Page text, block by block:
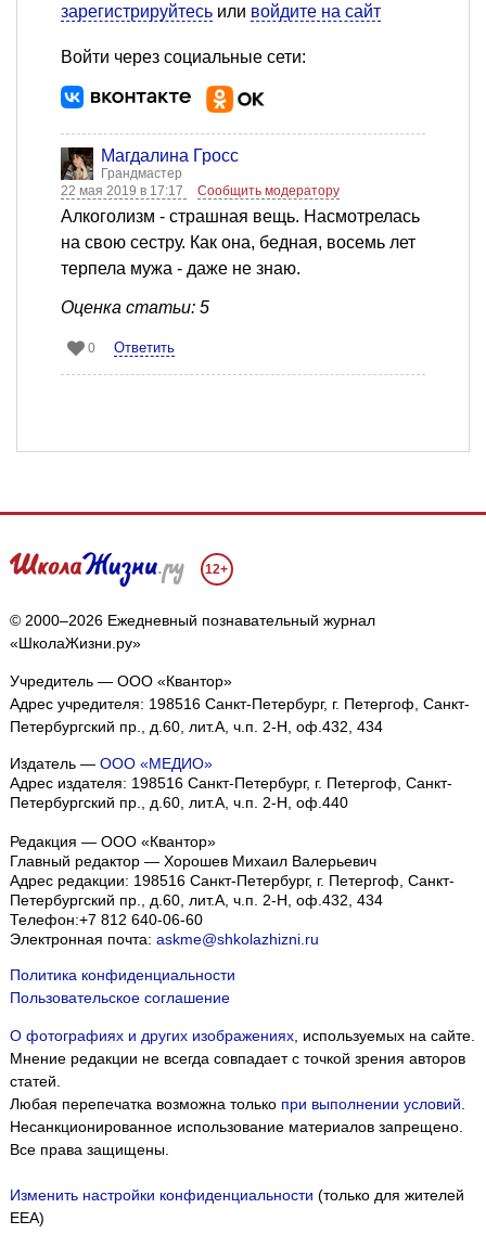
зарегистрируйтесь или войдите на сайт
Войти через социальные сети:
Магдалина Гросс
Грандмастер
22 мая 2019 в 17:17
Сообщить модератору
Алкоголизм - страшная вещь. Насмотрелась
на свою сестру. Как она, бедная, восемь лет
терпела мужа - даже не знаю.
Оценка статьи: 5
0 Ответить
12+
© 2000–2026 Ежедневный познавательный журнал
«ШколаЖизни.ру»
Учредитель — ООО «Квантор»
Адрес учредителя: 198516 Санкт-Петербург, г. Петергоф, Санкт-
Петербургский пр., д.60, лит.А, ч.п. 2-Н, оф.432, 434
Издатель — ООО «МЕДИО»
Адрес издателя: 198516 Санкт-Петербург, г. Петергоф, Санкт-
Петербургский пр., д.60, лит.А, ч.п. 2-Н, оф.440
Редакция — ООО «Квантор»
Главный редактор — Хорошев Михаил Валерьевич
Адрес редакции: 198516 Санкт-Петербург, г. Петергоф Санкт-
Петербургский пр., д.60, лит.А, ч.п. 2-Н, оф.432, 434
Телефон:+7 812 640-06-60
Электронная почта: askme@shkolazhizni.ru
Политика конфиденциальности
Пользовательское соглашение
О фотографиях и других изображениях, используемых на сайте.
Мнение редакции не всегда совпадает с точкой зрения авторов
статей.
Любая перепечатка возможна только при выполнении условий
Несанкционированное использование материалов запрещено.
Все права защищены.
Изменить настройки конфиденциальности (только для жителей
EEA)